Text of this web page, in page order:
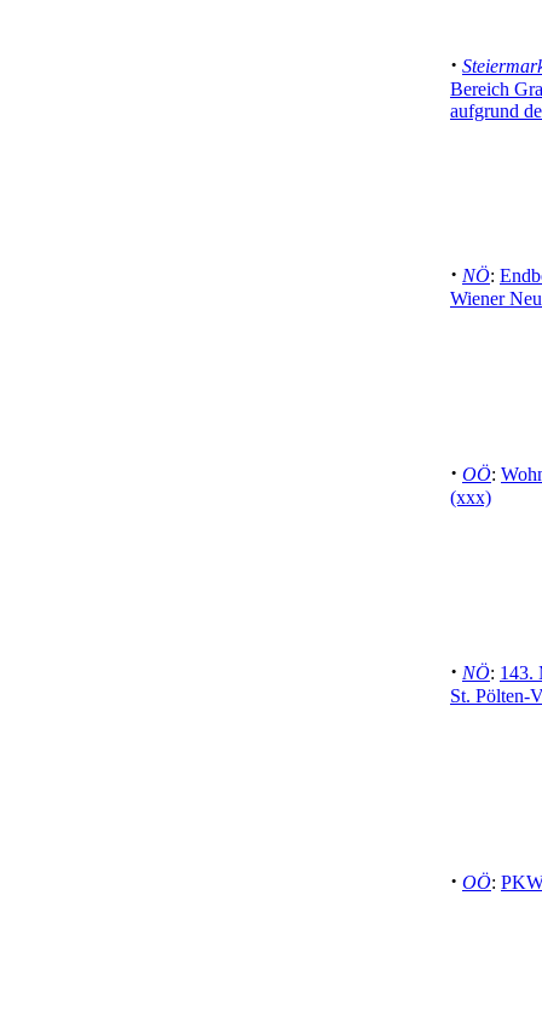
·
Bereich
aufgrund
· NÖ:
Wiener
· OÖ:
(xxx)
· NÖ: 143.
St. Pölten-
· OÖ: